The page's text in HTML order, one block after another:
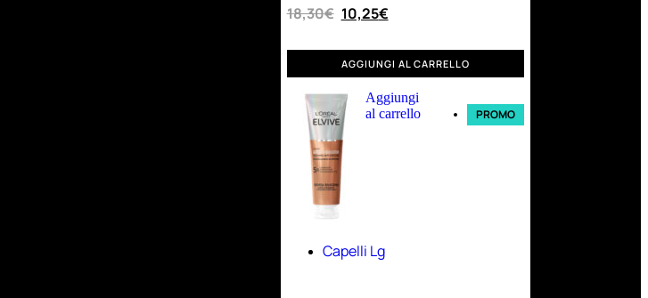
18,30€ 10,25€
AGGIUNGI AL CARRELLO
Aggiungi
al carrello
PROMO
Capelli Lg